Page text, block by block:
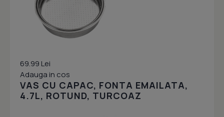
69.99 Lei
Adauga in cos
VAS CU CAPAC, FONTA EMAILATA,
4.7L, ROTUND, TURCOAZ